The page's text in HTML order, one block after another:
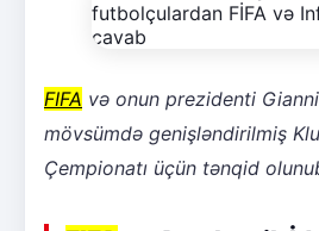
FIFA və onun prezidenti
mövsümdə genişləndirilmiş
Çempionatı üçün tənqid